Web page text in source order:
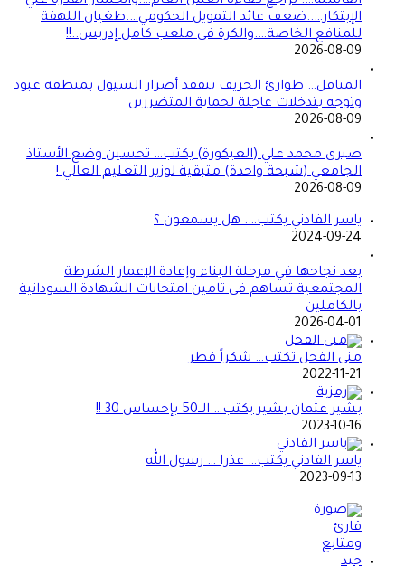
الإبتكار…..ضعف عائد التمويل الحكومي….طغيان اللهفة
للمنافع الخاصة….والكرة في ملعب كامل إدريس..!!
2026-08-09
المناقل… طوارئ الخريف تتفقد أضرار السيول بمنطقة عبود
وتوجه بتدخلات عاجلة لحماية المتضررين
2026-08-09
صبرى محمد علي (العيكورة) يكتب… تحسين وضع الأستاذ
الجامعي (شبحة واحدة) متبقية لوزير التعليم العالي !
2026-08-09
ياسر الفادني يكتب…. هل يسمعون ؟
2024-09-24
بعد نجاحها في مرحلة البناء وإعادة الإعمار الشرطة
المجتمعية تساهم في تامين امتحانات الشهادة السودانية
بالكاملين
2026-04-01
منى الفحل تكتب… شكراً قطر
2022-11-21
بشير عثمان بشير يكتب… الــ50 بإحساس 30 !!
2023-10-16
ياسر الفادني يكتب… عذرا … رسول الله
2023-09-13